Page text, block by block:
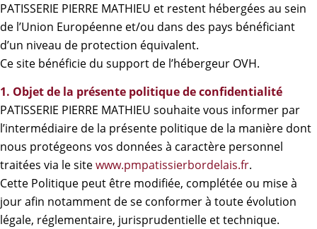
PATISSERIE PIERRE MATHIEU et restent hébergées au sein
de l’Union Européenne et/ou dans des pays bénéficiant
d’un niveau de protection équivalent.
Ce site bénéficie du support de l’hébergeur OVH.
1. Objet de la présente politique de confidentialité
PATISSERIE PIERRE MATHIEU souhaite vous informer par
l’intermédiaire de la présente politique de la manière dont
nous protégeons vos données à caractère personnel
traitées via le sitewww.pmpatissierbordelais.fr.
Cette Politique peut être modifiée, complétée ou mise à
jour afin notamment de se conformer à toute évolution
légale, réglementaire, jurisprudentielle et technique.